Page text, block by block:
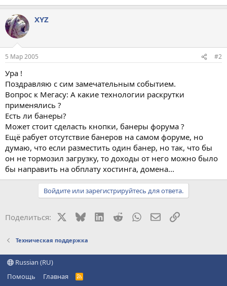
XYZ
5 Мар 2005 #2
Ура !
Поздравляю с сим замечательным событием.
Вопрос к Мегасу: А какие технологии раскрутки
применялись ?
Есть ли банеры?
Может стоит сделасть кнопки, банеры форума ?
Ещё рабует отсутствие банеров на самом форуме, но
думаю, что если разместить один банер, но так, что бы
он не тормозил загрузку, то доходы от него можно было
бы направить на обплату хостинга, домена...
Войдите или зарегистрируйтесь для ответа.
Поделиться: BlueskyLinkedIn
RedditWhatsAppЭлектронная
Ссылка
Техническая поддержка
Russian (RU)
Помощь
Главная
R